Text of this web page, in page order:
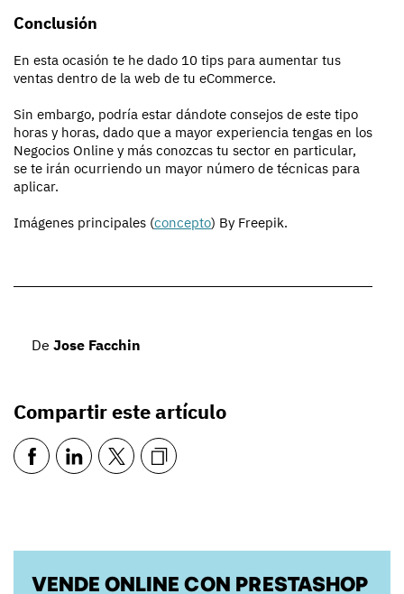
Conclusión
En esta ocasión te he dado 10 tips para aumentar tus
ventas dentro de la web de tu eCommerce.
Sin embargo, podría estar dándote consejos de este tipo
horas y horas, dado que a mayor experiencia tengas en los
Negocios Online y más conozcas tu sector en particular,
se te irán ocurriendo un mayor número de técnicas para
aplicar.
Imágenes principales (concepto) By Freepik.
De Jose Facchin
Compartir este artículo
VENDE ONLINE CON PRESTASHOP